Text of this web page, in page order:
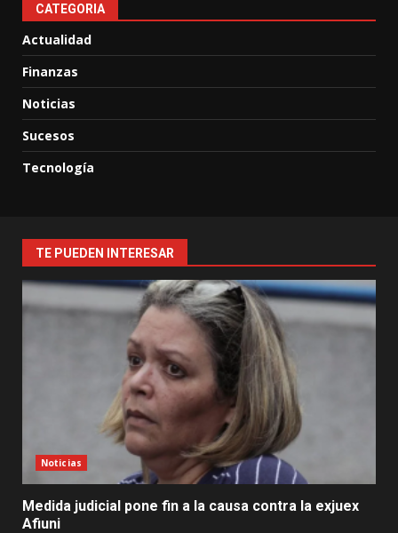
CATEGORIA
Actualidad
Finanzas
Noticias
Sucesos
Tecnología
TE PUEDEN INTERESAR
Noticias
Medida judicial pone fin a la causa contra la exjuex
Afiuni